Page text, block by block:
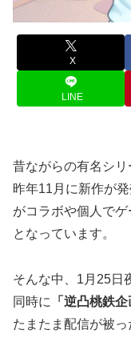
X
LINE
昔ながらの有名シリ
昨年11月に新作が
がコラボや個人で
となっています。
そんな中、1月25日
同時に
「逆凸桃鉄企
たまたま配信が被